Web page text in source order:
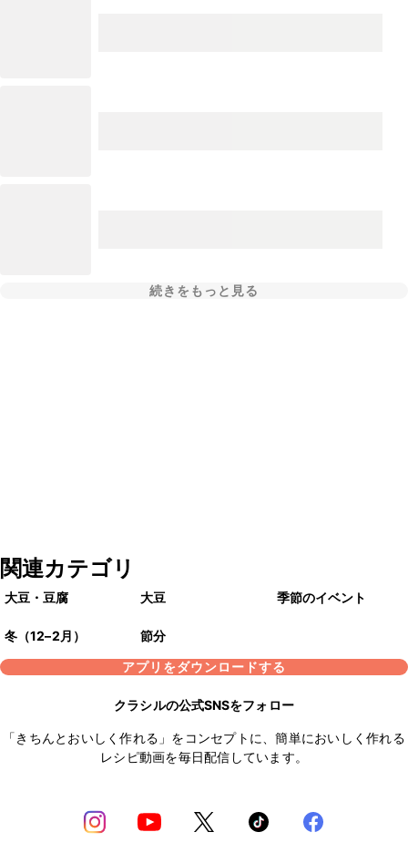
続きをもっと見る
関連カテゴリ
大豆・豆腐 大豆 季節のイベント
冬（12–2月）
節分
アプリをダウンロードする
クラシルの公式SNSをフォロー
「きちんとおいしく作れる」をコンセプトに、簡単においしく作れる
レシピ動画を毎日配信しています。